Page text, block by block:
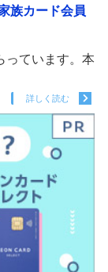
族カード会員
っています。本
詳しく読む